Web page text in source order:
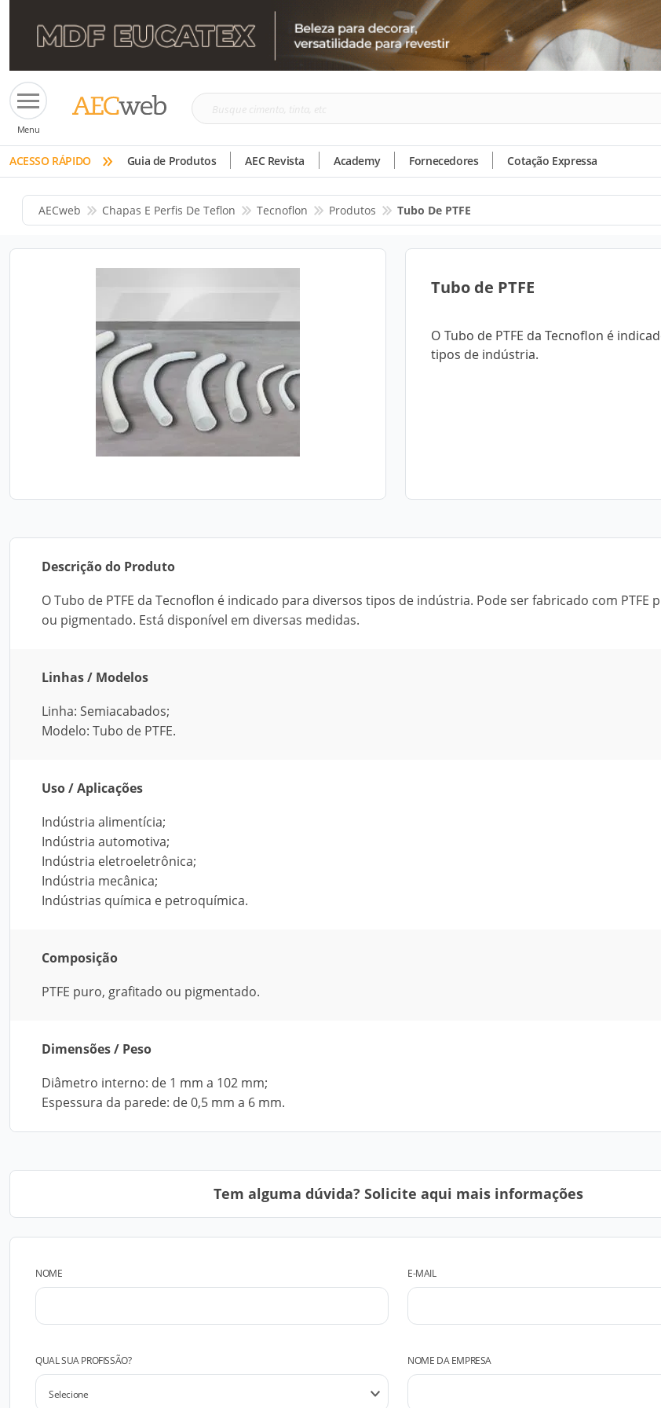
Menu
Busque
tinta,
etc
ACESSO RÁPIDO » Guia de Produtos AEC Revista Academy Fornecedores Cotação Expressa
AECweb Chapas E Perfis De Teflon Tecnoflon Produtos Tubo De PTFE
Tubo de PTFE
O Tubo de PTFE da Tecnoflon é
tipos de indústria.
Descrição do Produto
O Tubo de PTFE da Tecnoflon é indicado para diversos tipos de indústria. Pode ser fabricado com PTFE
ou pigmentado. Está disponível em diversas medidas.
Linhas / Modelos
Linha: Semiacabados;
Modelo: Tubo de PTFE.
Uso / Aplicações
Indústria alimentícia;
Indústria automotiva;
Indústria eletroeletrônica;
Indústria mecânica;
Indústrias química e petroquímica.
Composição
PTFE puro, grafitado ou pigmentado.
Dimensões / Peso
Diâmetro interno: de 1 mm a 102 mm;
Espessura da parede: de 0,5 mm a 6 mm.
Tem alguma dúvida? Solicite aqui mais informações
NOME E-MAIL
QUAL SUA PROFISSÃO? NOME DA EMPRESA